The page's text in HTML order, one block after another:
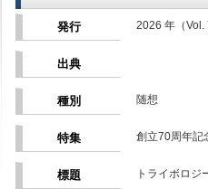
発行 2026 年（Vol.
出典
種別 随想
特集 創立70周年記
標題 トライボロジ